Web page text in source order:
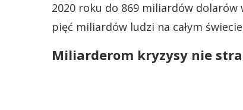
2020 roku do 869 miliardów dolarów
pięć miliardów ludzi na całym
Miliarderom kryzysy nie